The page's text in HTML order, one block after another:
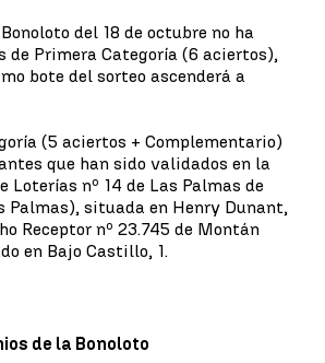
del 18 de octubre no ha
de Primera Categoría (6 aciertos),
bote del sorteo ascenderá a
(5 aciertos + Complementario)
que han sido validados en la
Loterías nº 14 de Las Palmas de
Palmas), situada en Henry Dunant,
Receptor nº 23.745 de Montán
en Bajo Castillo, 1.
de la Bonoloto